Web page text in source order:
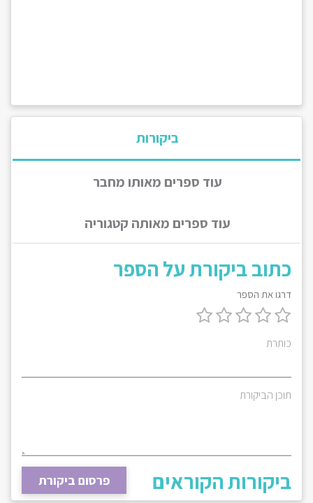
ביקורות
עוד ספרים מאותו מחבר
עוד ספרים מאותה קטגוריה
כתוב ביקורת על הספר
דרגו את הספר
כותרת
תוכן הביקורת
פרסום ביקורת ביקורות הקוראים